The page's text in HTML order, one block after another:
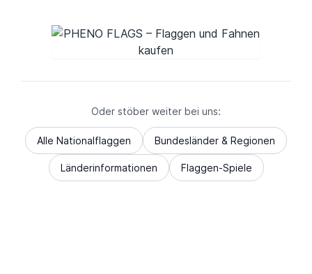
Oder stöber weiter bei uns:
Alle Nationalflaggen Bundesländer & Regionen
Länderinformationen Flaggen-Spiele